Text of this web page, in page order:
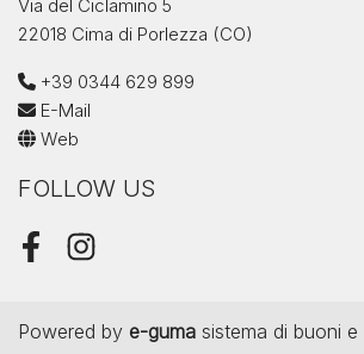
Via del Ciclamino 5
22018 Cima di Porlezza (CO)
+39 0344 629 899
E-Mail
Web
FOLLOW US
FacebookInstagram
Powered by e-guma sistema di buoni e